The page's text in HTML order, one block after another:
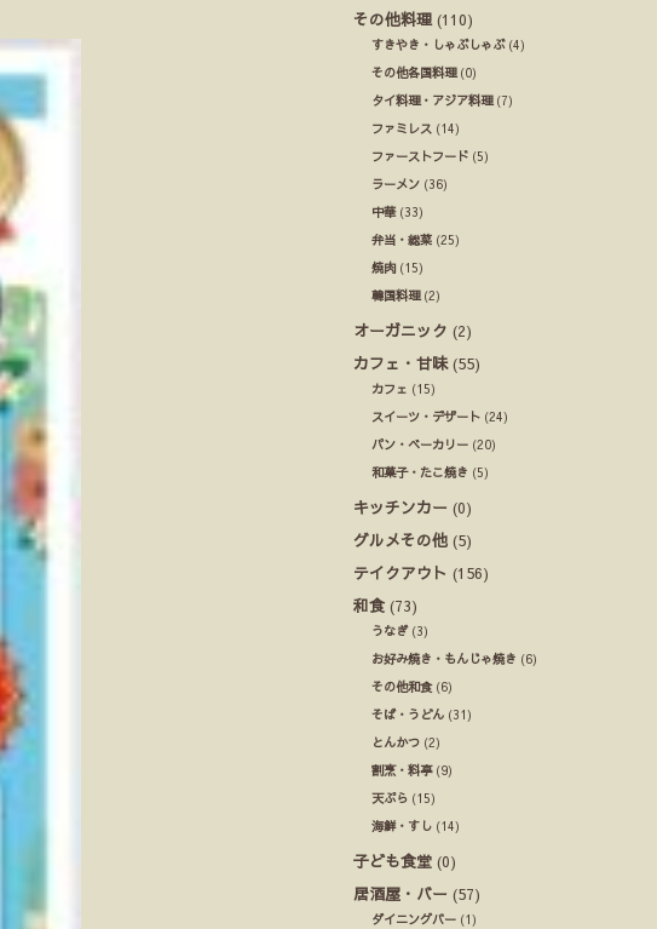
その他料理 (110)
すきやき・しゃぶしゃぶ(4)
その他各国料理(0)
タイ料理・アジア料理(7)
ファミレス (14)
ファーストフード (5)
ラーメン (36)
中華(33)
弁当・総菜 (25)
焼肉 (15)
韓国料理(2)
オーガニック (2)
カフェ・甘味(55)
カフェ (15)
スイーツ・デザート (24)
パン・ベーカリー (20)
和菓子・たこ焼き (5)
キッチンカー (0)
グルメその他 (5)
テイクアウト (156)
和食 (73)
うなぎ(3)
お好み焼き・もんじゃ焼き (6)
その他和食(6)
そば・うどん (31)
とんかつ (2)
割烹・料亭(9)
天ぷら (15)
海鮮・すし (14)
子ども食堂 (0)
居酒屋・バー (57)
ダイニングバー (1)